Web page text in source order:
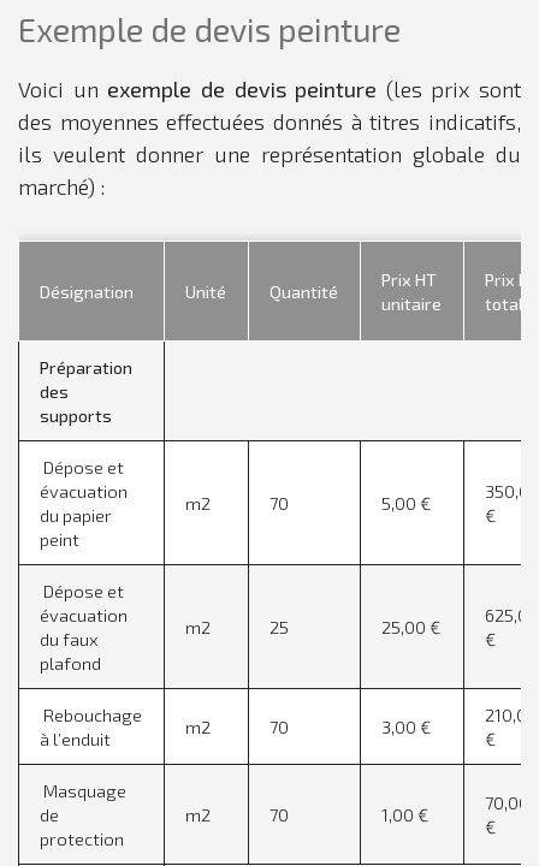
Exemple de devis peinture
Voici un exemple de devis peinture (les prix sont
des moyennes effectuées donnés à titres indicatifs,
ils veulent donner une représentation globale du
marché) :
Désignation Unité Quantité
Prix HT
unitaire
Prix
total
Préparation
des
supports
Dépose et
évacuation
du papier
peint
m2 70 5,00 €
€
Dépose et
évacuation
du faux
plafond
m2 25 25,00 €
625,00
€
Rebouchage
à l’enduit
m2 70 3,00 €
210,00
€
Masquage
de
protection
m2 70 1,00 €
70,00
€